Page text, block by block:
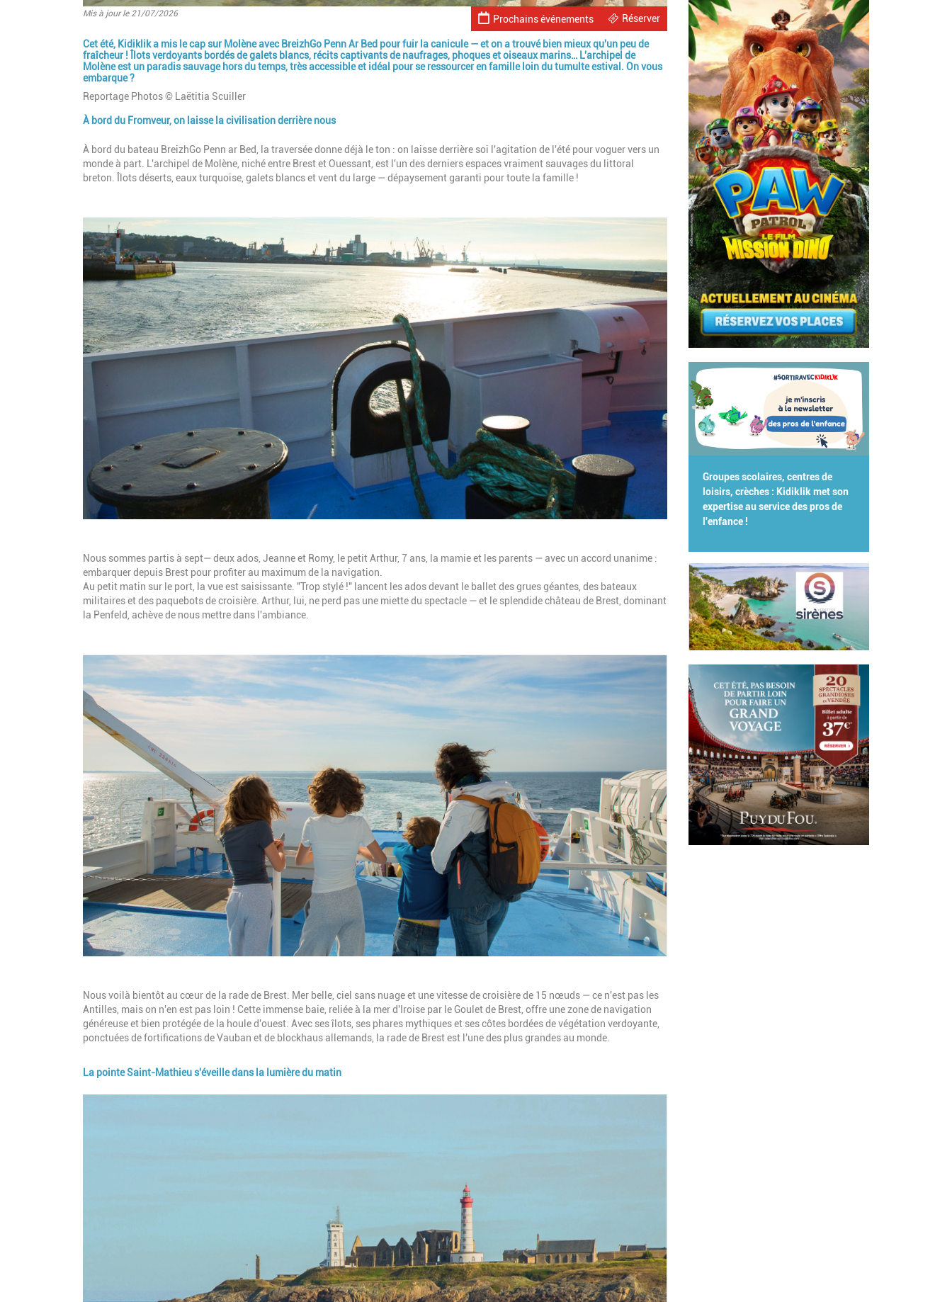
Réserver
Prochains événements
Mis à jour le 21/07/2026
Introduction
Cet été, Kidiklik a mis le cap sur Molène avec BreizhGo Penn Ar Bed pour fuir la canicule — et on a trouvé bien mieux qu'un peu de
fraîcheur ! Îlots verdoyants bordés de galets blancs, récits captivants de naufrages, phoques et oiseaux marins… L'archipel de
Molène est un paradis sauvage hors du temps, très accessible et idéal pour se ressourcer en famille loin du tumulte estival. On vous
embarque ?
Reportage Photos © Laëtitia Scuiller
Paragraphes
À bord du Fromveur, on laisse la civilisation derrière nous
Description
À bord du bateau BreizhGo Penn ar Bed, la traversée donne déjà le ton : on laisse derrière soi l'agitation de l'été pour voguer vers un
monde à part. L'archipel de Molène, niché entre Brest et Ouessant, est l'un des derniers espaces vraiment sauvages du littoral
breton. Îlots déserts, eaux turquoise, galets blancs et vent du large — dépaysement garanti pour toute la famille !
Image
Description
Nous sommes partis à sept— deux ados, Jeanne et Romy, le petit Arthur, 7 ans, la mamie et les parents — avec un accord unanime :
embarquer depuis Brest pour profiter au maximum de la navigation.
Au petit matin sur le port, la vue est saisissante. "Trop stylé !" lancent les ados devant le ballet des grues géantes, des bateaux
militaires et des paquebots de croisière. Arthur, lui, ne perd pas une miette du spectacle — et le splendide château de Brest, dominant
la Penfeld, achève de nous mettre dans l'ambiance.
Image
Description
Nous voilà bientôt au cœur de la rade de Brest. Mer belle, ciel sans nuage et une vitesse de croisière de 15 nœuds — ce n'est pas les
Antilles, mais on n'en est pas loin ! Cette immense baie, reliée à la mer d'Iroise par le Goulet de Brest, offre une zone de navigation
généreuse et bien protégée de la houle d'ouest. Avec ses îlots, ses phares mythiques et ses côtes bordées de végétation verdoyante,
ponctuées de fortifications de Vauban et de blockhaus allemands, la rade de Brest est l'une des plus grandes au monde.
La pointe Saint-Mathieu s'éveille dans la lumière du matin
Groupes scolaires, centres de
loisirs, crèches : Kidiklik met son
expertise au service des pros de
l'enfance !